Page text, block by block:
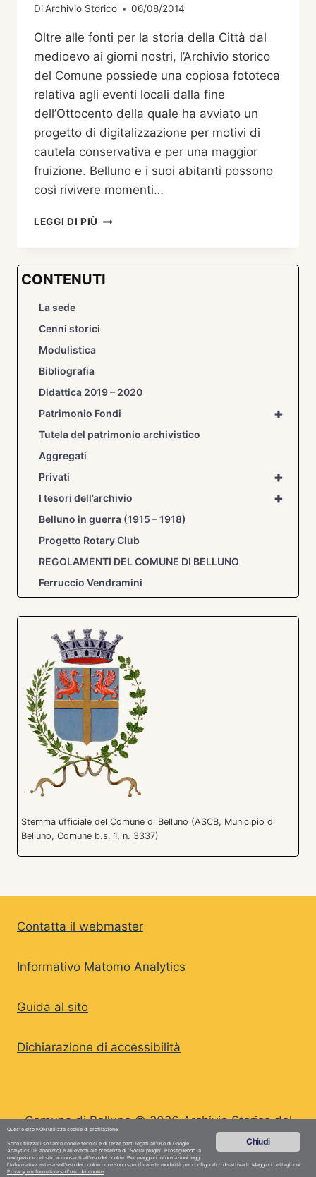
DiArchivio Storico 06/08/2014
Oltre alle fonti per la storia della Città dal
medioevo ai giorni nostri, l’Archivio storico
del Comune possiede una copiosa fototeca
relativa agli eventi locali dalla fine
dell’Ottocento della quale ha avviato un
progetto di digitalizzazione per motivi di
cautela conservativa e per una maggior
fruizione. Belluno e i suoi abitanti possono
così rivivere momenti…
LEGGI DI PIÙ L’ALBUM
TUTTI
I
BELLUNO
DELL’ARCHIVIO
STORICO
COMUNE
CONTENUTI
La sede
Cenni storici
Modulistica
Bibliografia
Didattica 2019 – 2020
+
Patrimonio Fondi
Tutela del patrimonio archivistico
Aggregati
+
Privati
+
I tesori dell’archivio
Belluno in guerra (1915 – 1918)
Progetto Rotary Club
REGOLAMENTI DEL COMUNE DI BELLUNO
Ferruccio Vendramini
Stemma ufficiale del Comune di Belluno (ASCB, Municipio di
Belluno, Comune b.s. 1, n. 3337)
Contatta il webmaster
Informativo Matomo Analytics
Guida al sito
Dichiarazione di accessibilità
Comune di Belluno © 2026 Archivio Storico del
Comune di Belluno
Chiudi
Questo sito NON utilizza cookie di profilazione.
Sono utilizzati soltanto cookie tecnici e di terze parti legati all'uso di Google
Analytics (IP anonimo) e all'eventuale presenza di "Social plugin". Proseguendo la
navigazione del sito acconsenti all'uso dei cookie. Per maggiori informazioni leggi
l'informativa estesa sull'uso dei cookie dove sono specificate le modalità per configurali o disattivarli. Maggiori dettagli qui:
Privacy e informativa sull'uso dei cookie